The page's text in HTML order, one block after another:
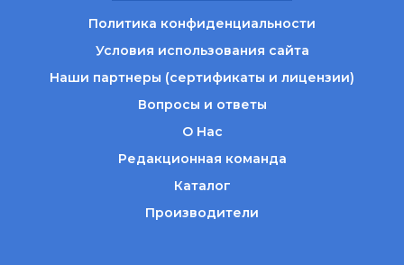
Политика конфиденциальности
Условия использования сайта
Наши партнеры (сертификаты и лицензии)
Вопросы и ответы
О Нас
Редакционная команда
Каталог
Производители